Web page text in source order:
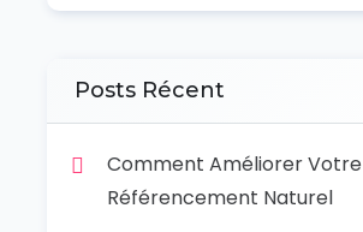
Posts Récent
Comment Améliorer Votre
Référencement Naturel